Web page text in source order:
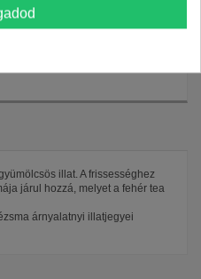
illat. A frissességhez
járul hozzá, melyet a fehér tea
árnyalatnyi illatjegyei